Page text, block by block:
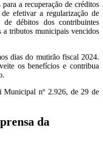
a recuperação de créditos
efetivar a regularização de
de débitos dos contribuintes
a tributos municipais vencidos
dias do mutirão fiscal 2024.
os benefícios e contribua
nº 2.926, de 29 de
da